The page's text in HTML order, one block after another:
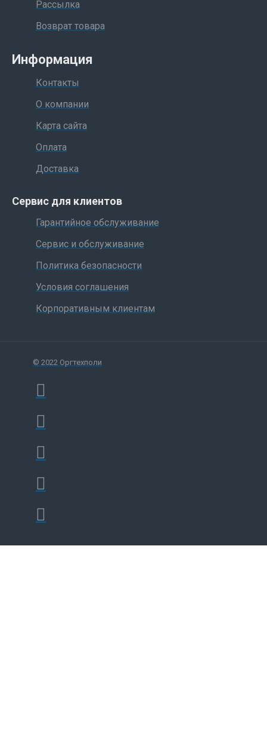
Рассылка
Возврат товара
Информация
Контакты
О компании
Карта сайта
Оплата
Доставка
Сервис для клиентов
Гарантийное обслуживание
Сервис и обслуживание
Политика безопасности
Условия соглашения
Корпоративным клиентам
© 2022 Оргтехполи